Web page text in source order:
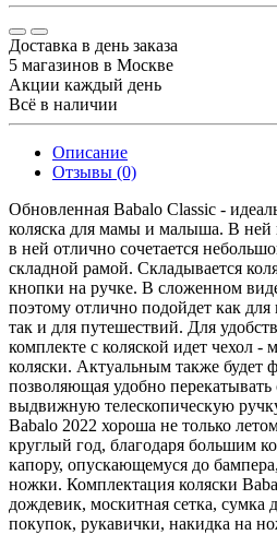
Доставка в день заказа
5 магазинов в Москве
Акции каждый день
Всё в наличии
Описание
Отзывы (0)
Обновленная Babalo Classic -
коляска для мамы и малыша. В ней
в ней отлично сочетается
складной рамой. Складывается
кнопки на ручке. В сложенном
поэтому отлично подойдет как
так и для путешествий. Для
комплекте с коляской идет чехол
коляски. Актуальным также будет
позволяющая удобно
выдвижную телескопическую
Babalo 2022 хороша не только
круглый год, благодаря большим
капору, опускающемуся до
ножки. Комплектация коляски
дождевик, москитная сетка, сумка
покупок, рукавички, накидка на